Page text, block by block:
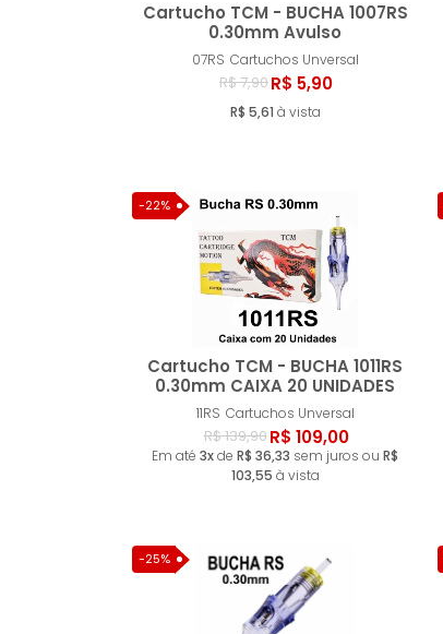
Cartucho TCM - BUCHA 1007RS
0.30mm Avulso
07RS Cartuchos Unversal
R$ 7,90R$ 5,90
R$ 5,61 à vista
Comprar
-22%
Cartucho TCM - BUCHA 1011RS
0.30mm CAIXA 20 UNIDADES
11RS Cartuchos Unversal
R$ 139,90R$ 109,00
Em até 3xde R$ 36,33 sem juros ou R$
103,55 à vista
Comprar
-25%